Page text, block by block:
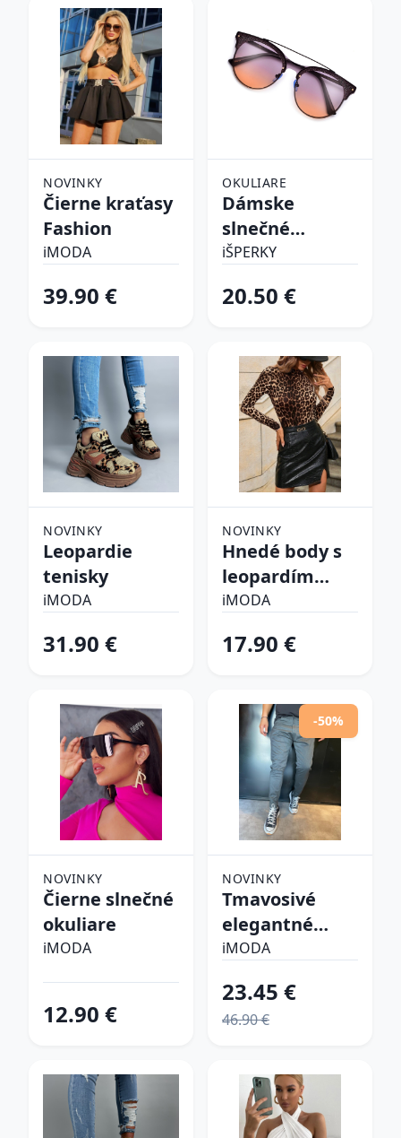
NOVINKY
Čierne kraťasy
Fashion
iMODA
39.90 €
OKULIARE
Dámske
slnečné
okuliare
iŠPERKY
20.50 €
NOVINKY
Leopardie
tenisky
iMODA
31.90 €
NOVINKY
Hnedé body s
leopardím
vzorom
iMODA
17.90 €
NOVINKY
Čierne slnečné
okuliare
iMODA
12.90 €
-50%
NOVINKY
Tmavosivé
elegantné
nohavice
iMODA
23.45 €
46.90 €